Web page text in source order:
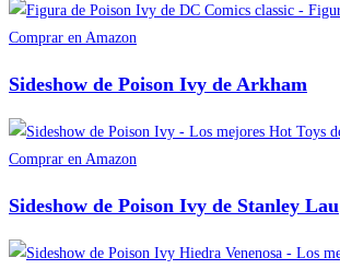
Comprar en Amazon
Sideshow de Poison Ivy de Arkham
Comprar en Amazon
Sideshow de Poison Ivy de Stanley Lau